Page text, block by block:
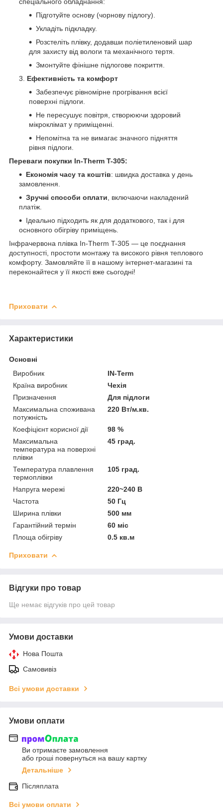
Підготуйте основу (чорнову підлогу).
Укладіть підкладку.
Розстеліть плівку, додавши поліетиленовий шар
для захисту від вологи та механічного тертя.
Змонтуйте фінішне підлогове покриття.
Ефективність та комфорт
Забезпечує рівномірне прогрівання всієї
поверхні підлоги.
Не пересушує повітря, створюючи здоровий
мікроклімат у приміщенні.
Непомітна та не вимагає значного підняття
рівня підлоги.
Переваги покупки In-Therm T-305:
Економія часу та коштів: швидка доставка у день
замовлення.
Зручні способи оплати , включаючи накладений
платіж.
Ідеально підходить як для додаткового, так і для
основного обігріву приміщень.
Інфрачервона плівка In-Therm T-305 — це поєднання
доступності, простоти монтажу та високого рівня теплового
комфорту. Замовляйте її в нашому інтернет-магазині та
переконайтеся у її якості вже сьогодні!
Приховати
Характеристики
Основні
Виробник
IN-Term
Країна виробник
Чехія
Призначення
Для підлоги
Максимальна споживана
потужність
220 Вт/м.кв.
Коефіцієнт корисної дії
98 %
Максимальна
температура на поверхні
плівки
45 град.
Температура плавлення
термоплівки
105 град.
Напруга мережі
220~240 В
Частота
50 Гц
Ширина плівки
500 мм
Гарантійний термін
60 міс
Площа обігріву
0.5 кв.м
Приховати
Відгуки про товар
Ще немає відгуків про цей товар
Умови доставки
Нова Пошта
Самовивіз
Всі умови доставки
Умови оплати
Ви отримаєте замовлення
або гроші повернуться на вашу картку
Детальніше
Післяплата
Всі умови оплати